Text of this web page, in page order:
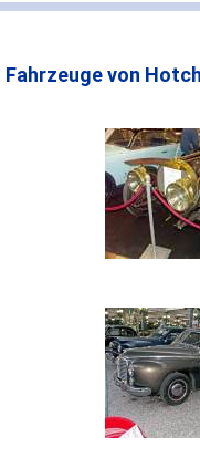
Fahrzeuge von